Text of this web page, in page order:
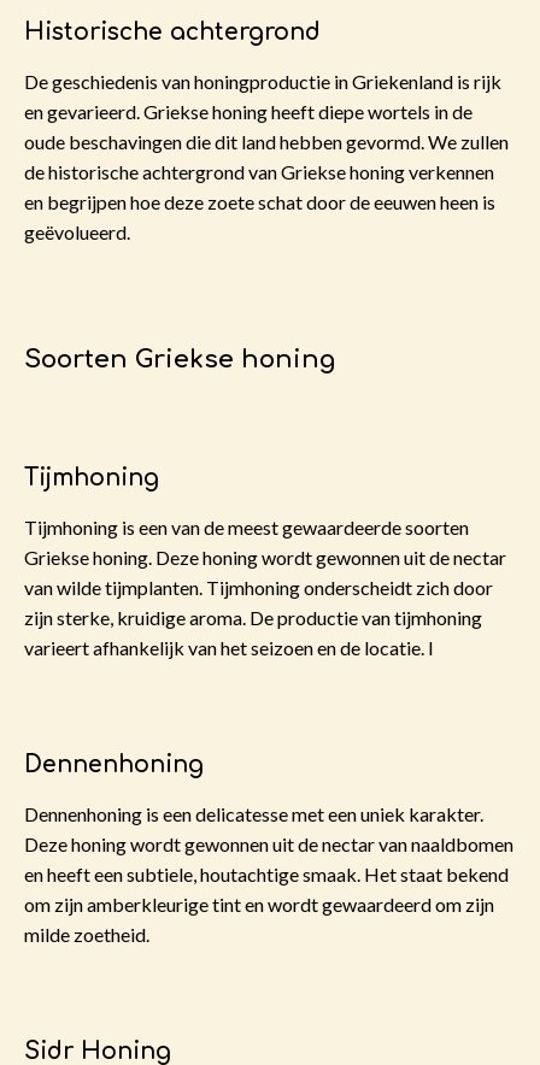
Historische achtergrond
De geschiedenis van honingproductie in Griekenland is rijk
en gevarieerd. Griekse honing heeft diepe wortels in de
oude beschavingen die dit land hebben gevormd. We zullen
de historische achtergrond van Griekse honing verkennen
en begrijpen hoe deze zoete schat door de eeuwen heen is
geëvolueerd.
Soorten Griekse honing
Tijmhoning
Tijmhoning is een van de meest gewaardeerde soorten
Griekse honing. Deze honing wordt gewonnen uit de nectar
van wilde tijmplanten. Tijmhoning onderscheidt zich door
zijn sterke, kruidige aroma. De productie van tijmhoning
varieert afhankelijk van het seizoen en de locatie. I
Dennenhoning
Dennenhoning is een delicatesse met een uniek karakter.
Deze honing wordt gewonnen uit de nectar van naaldbomen
en heeft een subtiele, houtachtige smaak. Het staat bekend
om zijn amberkleurige tint en wordt gewaardeerd om zijn
milde zoetheid.
Sidr Honing